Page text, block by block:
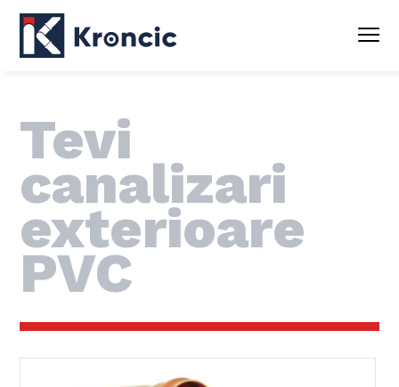
Tevi
canalizari
exterioare
PVC